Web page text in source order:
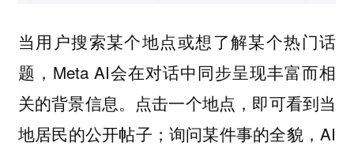
当用户搜索某个地点或想了解某个热门话
题，Meta AI会在对话中同步呈现丰富而相
关的背景信息。点击一个地点，即可看到当
地居民的公开帖子；询问某件事的全貌，AI